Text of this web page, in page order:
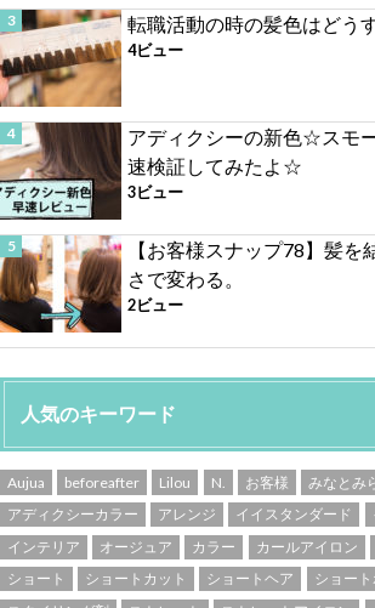
転職活動の時の髪色はどう
4ビュー
アディクシーの新色☆スモ
速検証してみたよ☆
3ビュー
【お客様スナップ78】髪
さで変わる。
2ビュー
人気のキーワード
Aujua beforeafter Lilou N. お客様 みなとみ
アディクシーカラー
アレンジ イイスタンダード
インテリア
オージュア カラー カールアイロン
ショート
ショートカット ショートヘア ショー